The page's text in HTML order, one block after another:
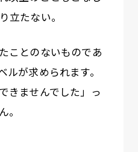
立たない。
ことのないものであ
ルが求められます。
きませんでした」っ
。